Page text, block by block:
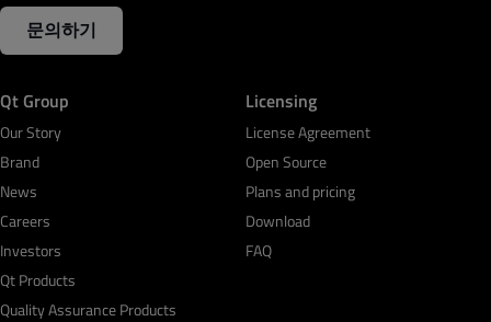
문의하기
Qt Group
Our Story
Brand
News
Careers
Investors
Qt Products
Quality Assurance Products
Licensing
License Agreement
Open Source
Plans and pricing
Download
FAQ